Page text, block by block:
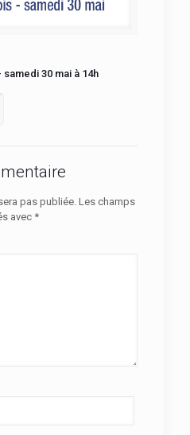
30 mai à 14h
pas publiée. Les champs
avec *